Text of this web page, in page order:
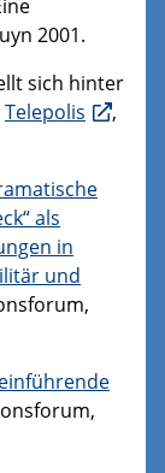
2001.
sich hinter
Telepolis
,
als
in
und